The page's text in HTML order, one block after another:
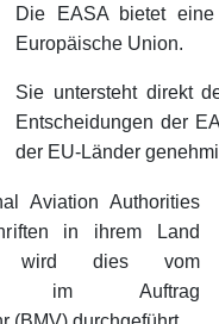
Die EASA bietet eine
Europäische Union.
Sie untersteht direkt
Entscheidungen der
der EU-Länder
Aviation Authorities
in ihrem Land
wird dies vom
im Auftrag